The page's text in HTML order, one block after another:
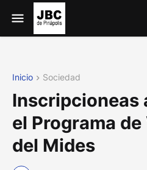
Inicio Sociedad
Inscripcioneas
el Programa
del Mides